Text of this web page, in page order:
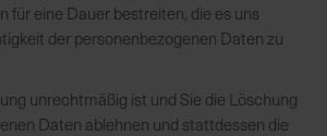
für eine Dauer bestreiten, die es uns
der personenbezogenen Daten zu
unrechtmäßig ist und Sie die Löschung
Daten ablehnen und stattdessen die